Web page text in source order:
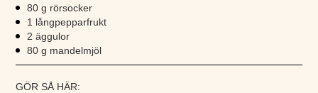
80 g rörsocker
1 långpepparfrukt
2 äggulor
80 g mandelmjöl
GÖR SÅ HÄR: